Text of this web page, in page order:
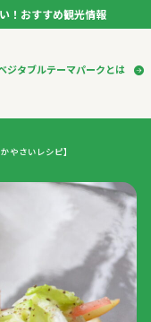
！おすすめ観光情報
ジタブルテーマパークとは
ルテーマパークとは
ストミーティング
タビュー
ンタビュー
ー
やさいレシピ】